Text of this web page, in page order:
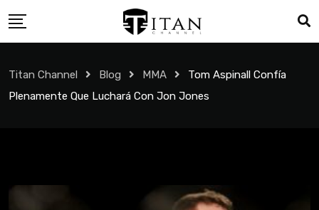
Titan Channel Blog MMA
Tom Aspinall Confía
Plenamente Que Luchará Con Jon Jones